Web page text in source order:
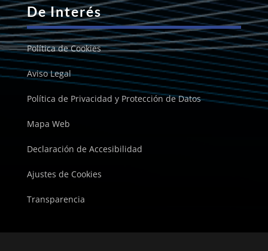
De Interés
Política de Cookies
Aviso Legal
Política de Privacidad y Protección de Datos
Mapa Web
Declaración de Accesibilidad
Ajustes de Cookies
Transparencia